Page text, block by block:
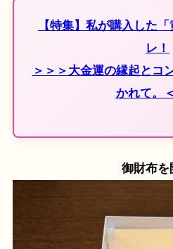
【特集】私が購入した
レ！
＞＞＞大金運の縁起とコ
かれて。
御財布を